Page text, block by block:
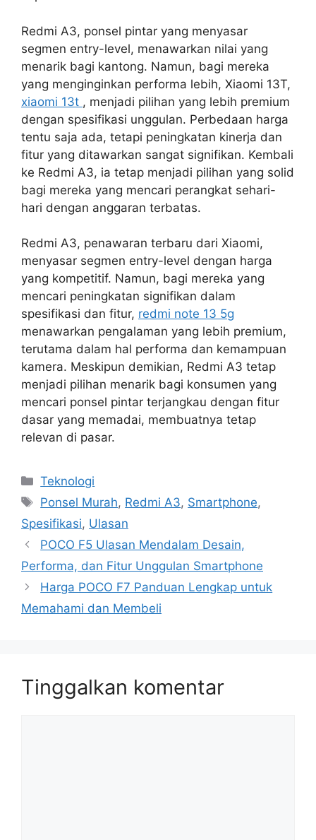
Redmi A3, ponsel pintar yang menyasar
segmen entry-level, menawarkan nilai yang
menarik bagi kantong. Namun, bagi mereka
yang menginginkan performa lebih, Xiaomi 13T,
xiaomi 13t , menjadi pilihan yang lebih premium
dengan spesifikasi unggulan. Perbedaan harga
tentu saja ada, tetapi peningkatan kinerja dan
fitur yang ditawarkan sangat signifikan. Kembali
ke Redmi A3, ia tetap menjadi pilihan yang solid
bagi mereka yang mencari perangkat sehari-
hari dengan anggaran terbatas.
Redmi A3, penawaran terbaru dari Xiaomi,
menyasar segmen entry-level dengan harga
yang kompetitif. Namun, bagi mereka yang
mencari peningkatan signifikan dalam
spesifikasi dan fitur, redmi note 13 5g
menawarkan pengalaman yang lebih premium,
terutama dalam hal performa dan kemampuan
kamera. Meskipun demikian, Redmi A3 tetap
menjadi pilihan menarik bagi konsumen yang
mencari ponsel pintar terjangkau dengan fitur
dasar yang memadai, membuatnya tetap
relevan di pasar.
Kategori
Teknologi
Tag
Ponsel Murah, Redmi A3, Smartphone,
Spesifikasi, Ulasan
POCO F5 Ulasan Mendalam Desain,
Performa, dan Fitur Unggulan Smartphone
Harga POCO F7 Panduan Lengkap untuk
Memahami dan Membeli
Tinggalkan komentar